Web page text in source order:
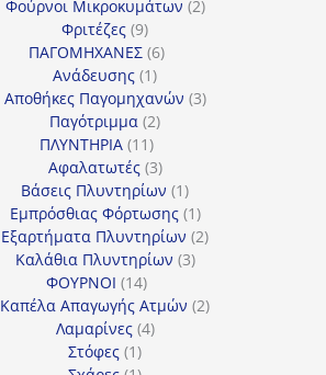
προϊόντα
Φούρνοι Μικροκυμάτων 22
Φριτέζες 99
προϊόντα
ΠΑΓΟΜΗΧΑΝΕΣ 66
Ανάδευσης 11
προϊόν
Αποθήκες Παγομηχανών 33
Παγότριμμα 22
ΠΛΥΝΤΗΡΙΑ 1111
προϊόντα
Αφαλατωτές 33
προϊόντα
Βάσεις Πλυντηρίων 11
προϊόν
Εμπρόσθιας Φόρτωσης 11
προϊόν
Εξαρτήματα Πλυντηρίων 22
Καλάθια Πλυντηρίων 33
ΦΟΥΡΝΟΙ 1414
προϊόντα
Καπέλα Απαγωγής Ατμών 22
Λαμαρίνες 44
Στόφες 11